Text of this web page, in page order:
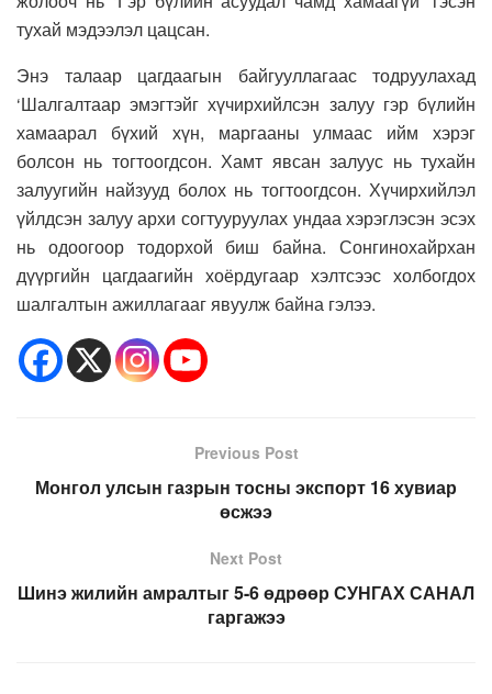
тухай мэдээлэл цацсан.
Энэ талаар цагдаагын байгууллагаас тодруулахад
‘Шалгалтаар эмэгтэйг хүчирхийлсэн залуу гэр бүлийн
хамаарал бүхий хүн, маргааны улмаас ийм хэрэг
болсон нь тогтоогдсон. Хамт явсан залуус нь тухайн
залуугийн найзууд болох нь тогтоогдсон. Хүчирхийлэл
үйлдсэн залуу архи согтууруулах ундаа хэрэглэсэн эсэх
нь одоогоор тодорхой биш байна. Сонгинохайрхан
дүүргийн цагдаагийн хоёрдугаар хэлтсээс холбогдох
шалгалтын ажиллагааг явуулж байна гэлээ.
Previous Post
Монгол улсын газрын тосны экспорт 16 хувиар
өсжээ
Next Post
Шинэ жилийн амралтыг 5-6 өдрөөр СУНГАХ САНАЛ
гаргажээ